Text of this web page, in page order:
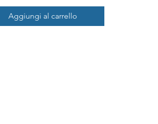
Aggiungi al carrello